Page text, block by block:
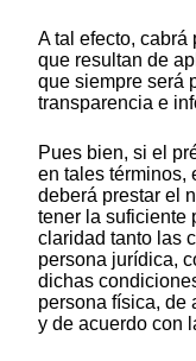
A tal efecto,
que resultan de
que siempre será
transparencia e
Pues bien, si el
en tales términos,
deberá prestar el
tener la suficiente
claridad tanto las
persona jurídica,
dichas
persona física, de
y de acuerdo con